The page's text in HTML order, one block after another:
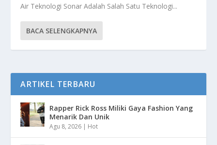
Air Teknologi Sonar Adalah Salah Satu Teknologi...
BACA SELENGKAPNYA
ARTIKEL TERBARU
Rapper Rick Ross Miliki Gaya Fashion Yang
Menarik Dan Unik
Agu 8, 2026 | Hot